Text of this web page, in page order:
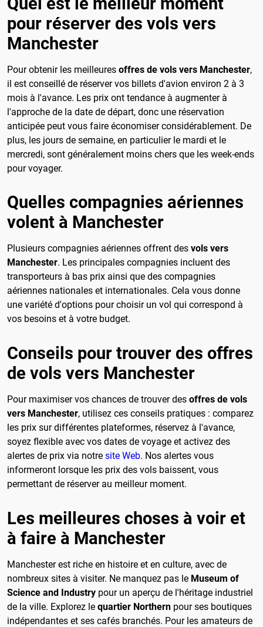
pour réserver des vols vers
Manchester
Pour obtenir les meilleures offres de vols vers Manchester,
il est conseillé de réserver vos billets d'avion environ 2 à 3
mois à l'avance. Les prix ont tendance à augmenter à
l'approche de la date de départ, donc une réservation
anticipée peut vous faire économiser considérablement. De
plus, les jours de semaine, en particulier le mardi et le
mercredi, sont généralement moins chers que les week-ends
pour voyager.
Quelles compagnies aériennes
volent à Manchester
Plusieurs compagnies aériennes offrent des vols vers
Manchester. Les principales compagnies incluent des
transporteurs à bas prix ainsi que des compagnies
aériennes nationales et internationales. Cela vous donne
une variété d'options pour choisir un vol qui correspond à
vos besoins et à votre budget.
Conseils pour trouver des offres
de vols vers Manchester
Pour maximiser vos chances de trouver des offres de vols
vers Manchester, utilisez ces conseils pratiques : comparez
les prix sur différentes plateformes, réservez à l'avance,
soyez flexible avec vos dates de voyage et activez des
alertes de prix via notre site Web. Nos alertes vous
informeront lorsque les prix des vols baissent, vous
permettant de réserver au meilleur moment.
Les meilleures choses à voir et
à faire à Manchester
Manchester est riche en histoire et en culture, avec de
nombreux sites à visiter. Ne manquez pas le Museum of
Science and Industry pour un aperçu de l'héritage industriel
de la ville. Explorez le quartier Northern pour ses boutiques
indépendantes et ses cafés branchés. Pour les amateurs de